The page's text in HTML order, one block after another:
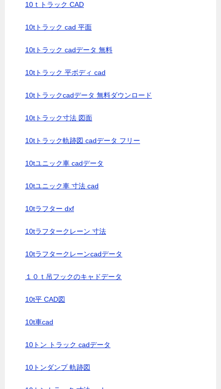
10ｔトラック CAD
10tトラック cad 平面
10tトラック cadデータ 無料
10tトラック 平ボディ cad
10tトラックcadデータ 無料ダウンロード
10tトラック寸法 図面
10tトラック軌跡図 cadデータ フリー
10tユニック車 cadデータ
10tユニック車 寸法 cad
10tラフター dxf
10tラフタークレーン 寸法
10tラフタークレーンcadデータ
１０ｔ吊フックのキャドデータ
10t平 CAD図
10t車cad
10トン トラック cadデータ
10トンダンプ 軌跡図